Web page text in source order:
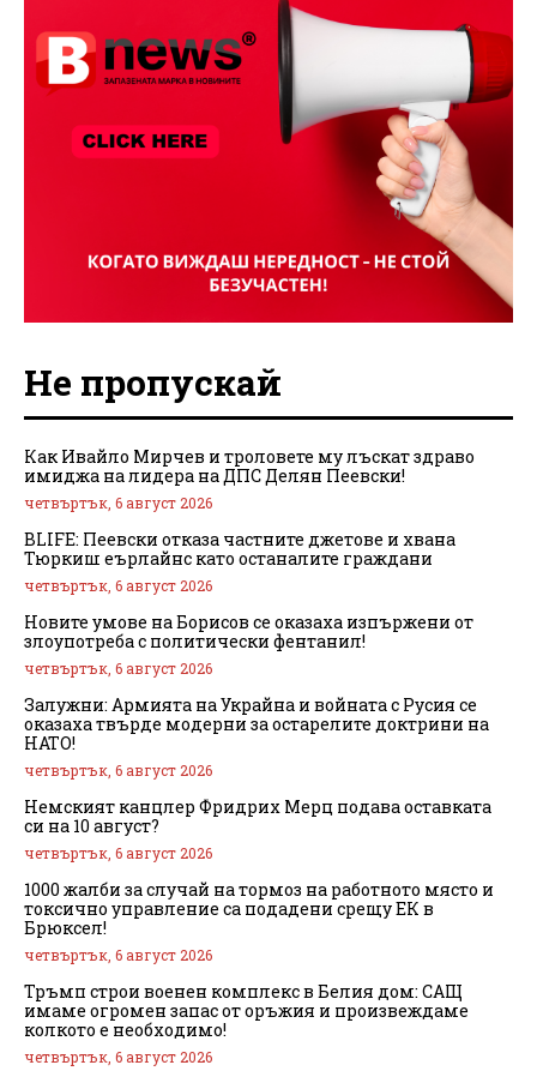
Не пропускай
Как Ивайло Мирчев и троловете му лъскат здраво
имиджа на лидера на ДПС Делян Пеевски!
четвъртък, 6 август 2026
BLIFE: Пеевски отказа частните джетове и хвана
Тюркиш еърлайнс като останалите граждани
четвъртък, 6 август 2026
Новите умове на Борисов се оказаха изпържени от
злоупотреба с политически фентанил!
четвъртък, 6 август 2026
Залужни: Армията на Украйна и войната с Русия се
оказаха твърде модерни за остарелите доктрини на
НАТО!
четвъртък, 6 август 2026
Немският канцлер Фридрих Мерц подава оставката
си на 10 август?
четвъртък, 6 август 2026
1000 жалби за случай на тормоз на работното място и
токсично управление са подадени срещу ЕК в
Брюксел!
четвъртък, 6 август 2026
Тръмп строи военен комплекс в Белия дом: САЩ
имаме огромен запас от оръжия и произвеждаме
колкото е необходимо!
четвъртък, 6 август 2026